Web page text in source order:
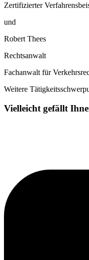
Zertifizierter
und
Robert Thees
Rechtsanwalt
Fachanwalt für
Weitere
Vielleicht gefällt